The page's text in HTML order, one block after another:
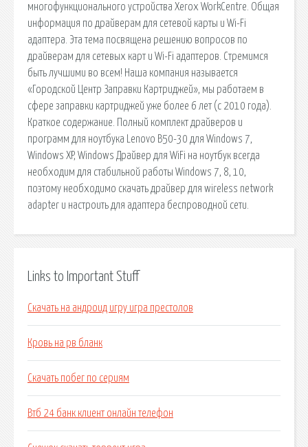
многофункционального устройства Xerox WorkCentre. Общая
информация по драйверам для сетевой карты и Wi-Fi
адаптера. Эта тема посвящена решению вопросов по
драйверам для сетевых карт и Wi-Fi адаптеров. Стремимся
быть лучшими во всем! Наша компания называется
«Городской Центр Заправки Картриджей», мы работаем в
сфере заправки картриджей уже более 6 лет (с 2010 года).
Краткое содержание. Полный комплект драйверов и
программ для ноутбука Lenovo B50-30 для Windows 7,
Windows XP, Windows Драйвер для WiFi на ноутбук всегда
необходим для стабильной работы Windows 7, 8, 10,
поэтому необходимо скачать драйвер для wireless network
adapter и настроить для адаптера беспроводной сети.
Links to Important Stuff
Скачать на андроид игру игра престолов
Кровь на рв бланк
Скачать побег по сериям
Втб 24 банк клиент онлайн телефон